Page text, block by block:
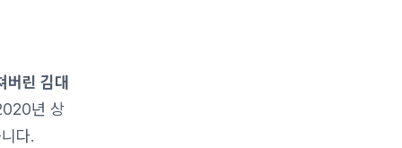
버린 김대
년 상
다.